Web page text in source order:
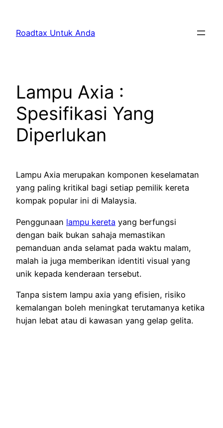
content
Roadtax Untuk Anda
Lampu Axia :
Spesifikasi Yang
Diperlukan
Lampu Axia merupakan komponen keselamatan
yang paling kritikal bagi setiap pemilik kereta
kompak popular ini di Malaysia.
Penggunaan lampu kereta yang berfungsi
dengan baik bukan sahaja memastikan
pemanduan anda selamat pada waktu malam,
malah ia juga memberikan identiti visual yang
unik kepada kenderaan tersebut.
Tanpa sistem lampu axia yang efisien, risiko
kemalangan boleh meningkat terutamanya ketika
hujan lebat atau di kawasan yang gelap gelita.